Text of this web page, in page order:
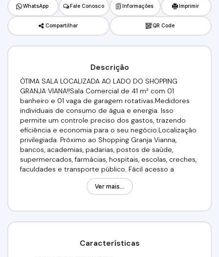
WhatsApp Fale Conosco Informações Imprimir
Compartilhar QR Code
Descrição
ÒTIMA SALA LOCALIZADA AO LADO DO SHOPPING
GRANJA VIANA!!Sala Comercial de 41 m² com 01
banheiro e 01 vaga de garagem rotativas.Medidores
individuais de consumo de água e energia. Isso
permite um controle preciso dos gastos, trazendo
eficiência e economia para o seu negócio.Localização
privilegiada. Próximo ao Shopping Granja Vianna,
bancos, academias, padarias, postos de saúde,
supermercados, farmácias, hospitais, escolas, creches,
faculdades e transporte público. Fácil acesso a
Raposo Tavares.R$: 3.600,00 / Pacote: Condomínio e
IPTU.Requisitos: 03 Depósitos de Garantia OU Fiador
Ver mais...
Características